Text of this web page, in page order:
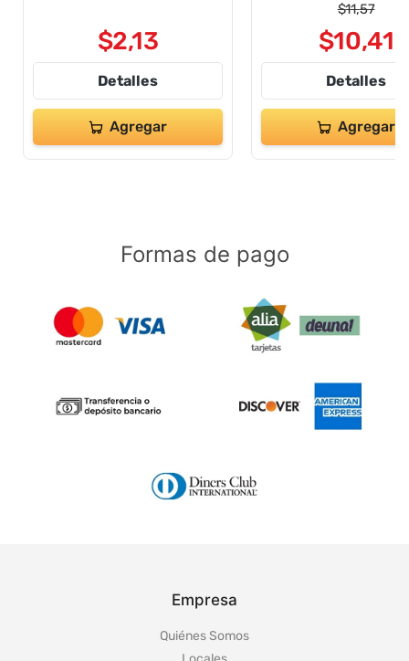
$2,13
Detalles
Agregar
$11,57
$10,41
Detalles
Agregar
Formas de pago
Empresa
Quiénes Somos